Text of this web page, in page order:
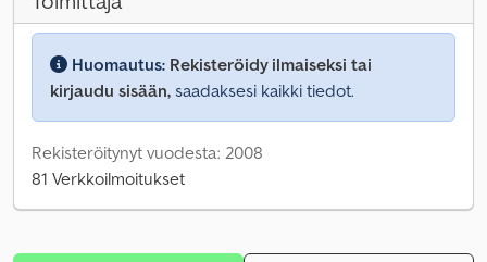
Huomautus: Rekisteröidy ilmaiseksi tai
kirjaudu sisään, saadaksesi kaikki tiedot.
Rekisteröitynyt vuodesta: 2008
81 Verkkoilmoitukset